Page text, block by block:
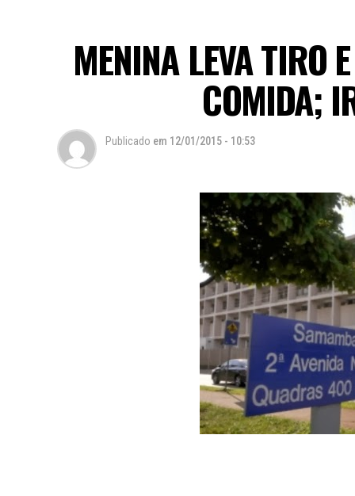
MENINA LEVA TIRO
COMIDA;
Publicado em 12/01/2015 - 10:53